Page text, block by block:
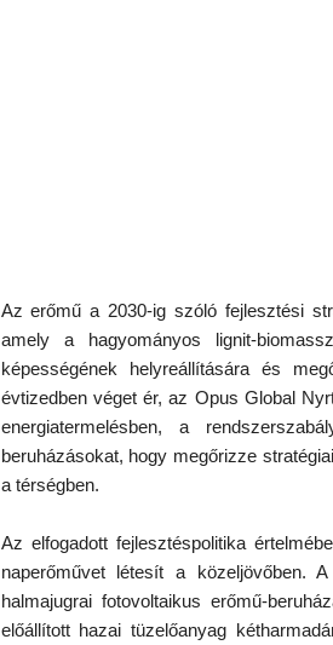
Az erőmű a 2030-ig szóló fejlesztési
amely a hagyományos lignit-
képességének helyreállítására és
évtizedben véget ér, az Opus Global
energiatermelésben, a
beruházásokat, hogy megőrizze
a térségben.
Az elfogadott fejlesztéspolitika
naperőművet létesít a közeljövőben.
halmajugrai fotovoltaikus erőmű-
előállított hazai tüzelőanyag